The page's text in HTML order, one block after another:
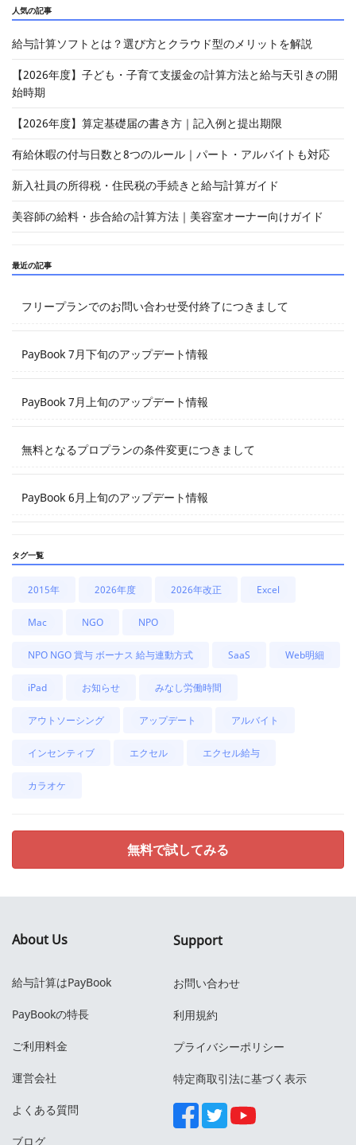
人気の記事
給与計算ソフトとは？選び方とクラウド型のメリットを解説
【2026年度】子ども・子育て支援金の計算方法と給与天引きの開
始時期
【2026年度】算定基礎届の書き方｜記入例と提出期限
有給休暇の付与日数と8つのルール｜パート・アルバイトも対応
新入社員の所得税・住民税の手続きと給与計算ガイド
美容師の給料・歩合給の計算方法｜美容室オーナー向けガイド
最近の記事
フリープランでのお問い合わせ受付終了につきまして
PayBook 7月下旬のアップデート情報
PayBook 7月上旬のアップデート情報
無料となるプロプランの条件変更につきまして
PayBook 6月上旬のアップデート情報
タグ一覧
2015年 2026年度 2026年改正 Excel
Mac NGO NPO
NPO NGO 賞与 ボーナス 給与連動方式 SaaS Web明細
iPad お知らせ みなし労働時間
アウトソーシング アップデート アルバイト
インセンティブ エクセル エクセル給与
カラオケ
無料で試してみる
About Us
給与計算はPayBook
PayBookの特長
ご利用料金
運営会社
よくある質問
ブログ
Support
お問い合わせ
利用規約
プライバシーポリシー
特定商取引法に基づく表示